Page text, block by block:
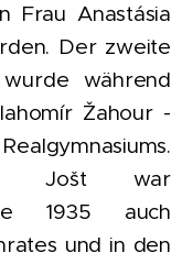
Frau Anastásia
Der zweite
während
Žahour -
Jošt war
1935 auch
und in den